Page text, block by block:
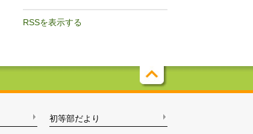
RSSを表示する
初等部だより